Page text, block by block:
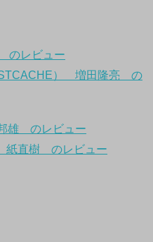
のレビュー
） 増田隆亮 の
雄 のレビュー
直樹 のレビュー